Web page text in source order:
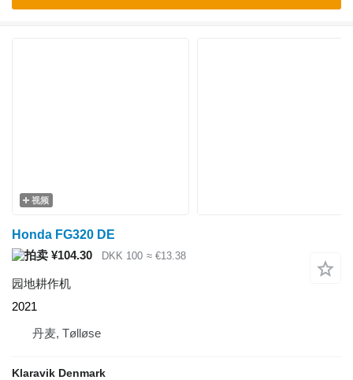
视频
Honda FG320 DE
¥104.30
DKK 100 ≈ €13.38
园地耕作机
2021
丹麦, Tølløse
Klaravik Denmark